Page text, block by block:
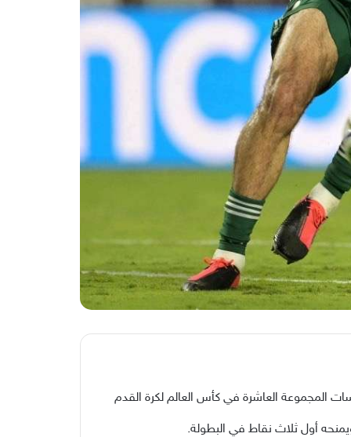
المجموعة العاشرة في كأس العالم لكرة القدم